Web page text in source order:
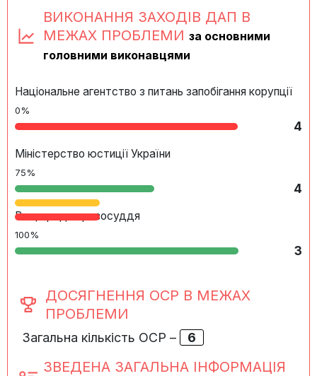
ВИКОНАННЯ ЗАХОДІВ ДАП В
МЕЖАХ ПРОБЛЕМИ за основними
головними виконавцями
Національне агентство з питань запобігання корупції
0%
4
Міністерство юстиції України
75%
4
Вища рада правосуддя
100%
3
ДОСЯГНЕННЯ ОСР В МЕЖАХ
ПРОБЛЕМИ
Загальна кількість ОСР – 6
ЗВЕДЕНА ЗАГАЛЬНА ІНФОРМАЦІЯ